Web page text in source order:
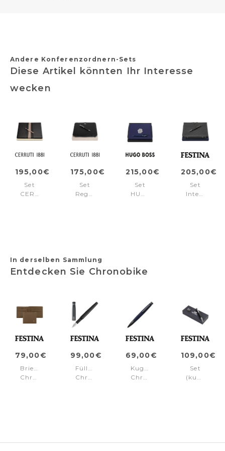
Andere Konferenzordnern-Sets
Diese Artikel könnten Ihr Interesse
wecken
195,00€
Set
CERRUTI
175,00€
Set
Regent
215,00€
Set
HUGO
205,00€
Set
Interlace
In derselben Sammlung
Entdecken Sie Chronobike
79,00€
Brieftasche
Chronobike
99,00€
Füllfederhalter
Chronobike
69,00€
Kugelschreiber
Chronobike
109,00€
Set